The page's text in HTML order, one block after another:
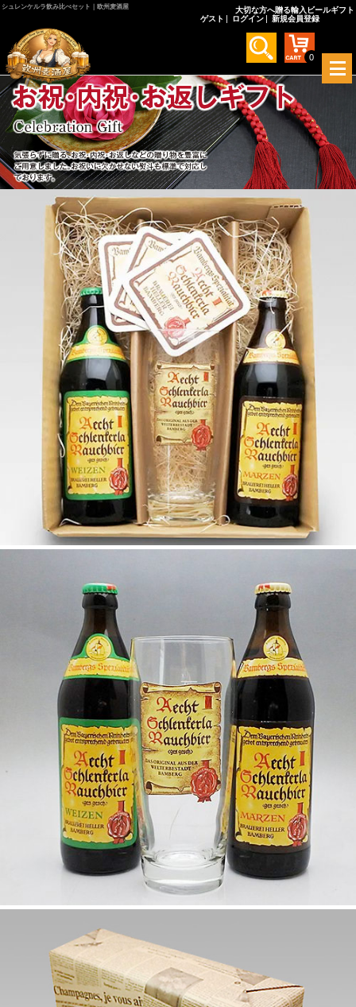
シュレンケルラ飲み比べセット｜欧州麦酒屋
大切な方へ贈る輸入ビールギフト
ゲスト
ログイン 新規会員登録
0
メ
ニ
を
開
く